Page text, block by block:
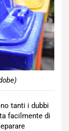
tanti i dubbi
facilmente di